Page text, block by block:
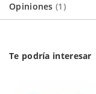
Opiniones 1
Te podría interesar